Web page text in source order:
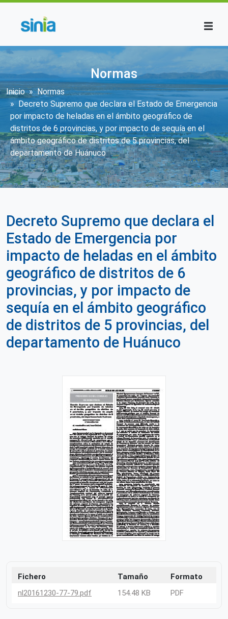
Normas
Sobrescribir enlaces de ayuda a la
Inicio
Normas
Decreto Supremo que declara el Estado de Emergencia
por impacto de heladas en el ámbito geográfico de
distritos de 6 provincias, y por impacto de sequía en el
ámbito geográfico de distritos de 5 provincias, del
departamento de Huánuco
Decreto Supremo que declara el
Estado de Emergencia por
impacto de heladas en el ámbito
geográfico de distritos de 6
provincias, y por impacto de
sequía en el ámbito geográfico
de distritos de 5 provincias, del
departamento de Huánuco
Fichero Tamaño
Formato
nl20161230-77-79.pdf
154.48 KB PDF